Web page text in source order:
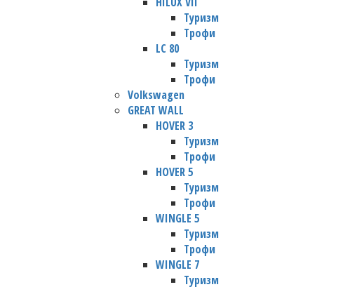
Туризм
Трофи
LC 80
Туризм
Трофи
Volkswagen
GREAT WALL
HOVER 3
Туризм
Трофи
HOVER 5
Туризм
Трофи
WINGLE 5
Туризм
Трофи
WINGLE 7
Туризм